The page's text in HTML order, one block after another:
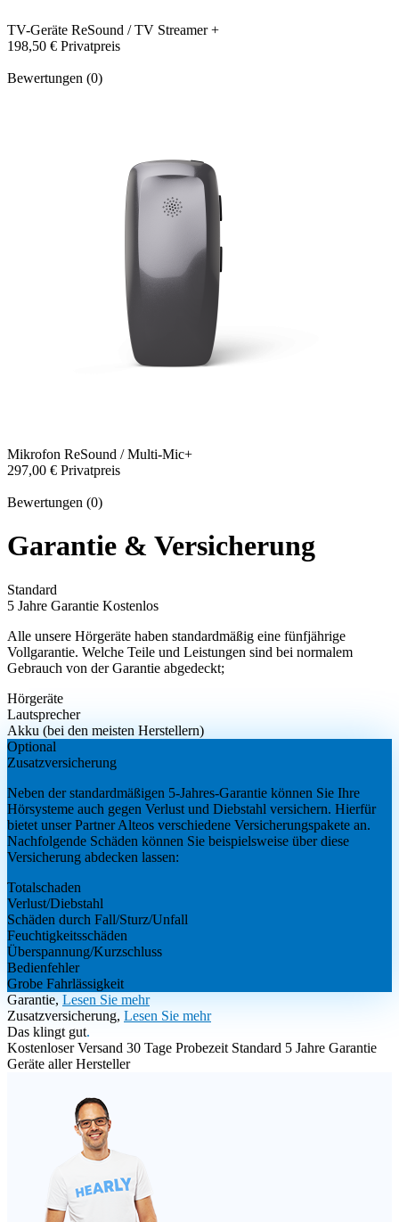
TV-Geräte ReSound / TV Streamer +
198,50 € Privatpreis
Bewertungen (0)
Mikrofon ReSound / Multi-Mic+
297,00 € Privatpreis
Bewertungen (0)
Garantie & Versicherung
Standard
5 Jahre Garantie Kostenlos
Alle unsere Hörgeräte haben standardmäßig eine fünfjährige
Vollgarantie. Welche Teile und Leistungen sind bei normalem
Gebrauch von der Garantie abgedeckt;
Hörgeräte
Lautsprecher
Akku (bei den meisten Herstellern)
Optional
Zusatzversicherung
Neben der standardmäßigen 5-Jahres-Garantie können Sie Ihre
Hörsysteme auch gegen Verlust und Diebstahl versichern. Hierfür
bietet unser Partner Alteos verschiedene Versicherungspakete an.
Nachfolgende Schäden können Sie beispielsweise über diese
Versicherung abdecken lassen:
Totalschaden
Verlust/Diebstahl
Schäden durch Fall/Sturz/Unfall
Feuchtigkeitsschäden
Überspannung/Kurzschluss
Bedienfehler
Grobe Fahrlässigkeit
Garantie, Lesen Sie mehr
Zusatzversicherung, Lesen Sie mehr
Das klingt gut.
Kostenloser Versand 30 Tage Probezeit Standard 5 Jahre Garantie
Geräte aller Hersteller